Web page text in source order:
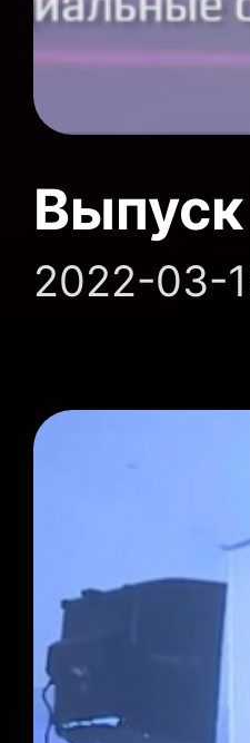
2022-03-